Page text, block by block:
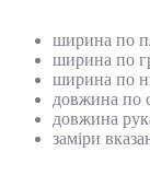
ширина по
ширина по
ширина по
довжина по
довжина
заміри